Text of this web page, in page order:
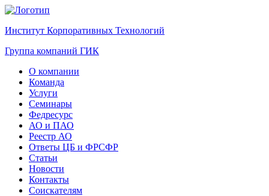
Институт Корпоративных Технологий
Группа компаний ГИК
О компании
Команда
Услуги
Семинары
Федресурс
АО и ПАО
Реестр АО
Ответы ЦБ и ФРСФР
Статьи
Новости
Контакты
Соискателям